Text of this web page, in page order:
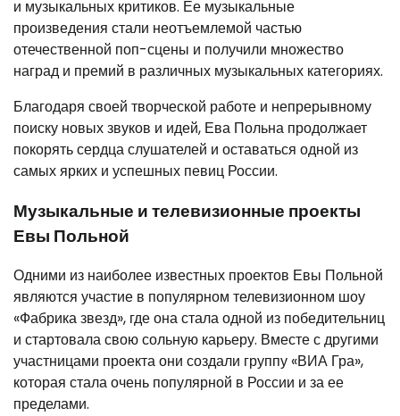
и музыкальных критиков. Ее музыкальные
произведения стали неотъемлемой частью
отечественной поп-сцены и получили множество
наград и премий в различных музыкальных категориях.
Благодаря своей творческой работе и непрерывному
поиску новых звуков и идей, Ева Польна продолжает
покорять сердца слушателей и оставаться одной из
самых ярких и успешных певиц России.
Музыкальные и телевизионные проекты
Евы Польной
Одними из наиболее известных проектов Евы Польной
являются участие в популярном телевизионном шоу
«Фабрика звезд», где она стала одной из победительниц
и стартовала свою сольную карьеру. Вместе с другими
участницами проекта они создали группу «ВИА Гра»,
которая стала очень популярной в России и за ее
пределами.